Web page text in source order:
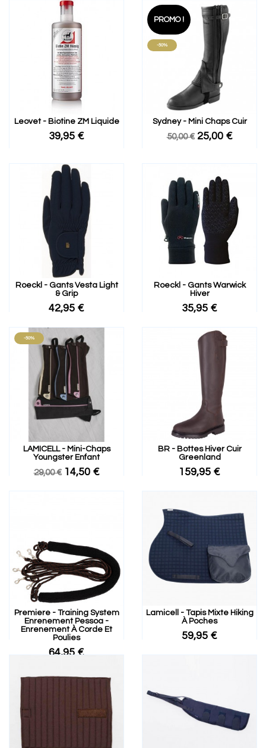
Leovet - Biotine ZM Liquide
39,95 €
Sydney - Mini Chaps Cuir
50,00 € 25,00 €
PROMO !
-50%
Roeckl - Gants Vesta Light
& Grip
42,95 €
Roeckl - Gants Warwick
Hiver
35,95 €
LAMICELL - Mini-Chaps
Youngster Enfant
29,00 € 14,50 €
-50%
BR - Bottes Hiver Cuir
Greenland
159,95 €
Premiere - Training System
Enrenement Pessoa -
Enrenement À Corde Et
Poulies
64,95 €
Lamicell - Tapis Mixte Hiking
À Poches
59,95 €